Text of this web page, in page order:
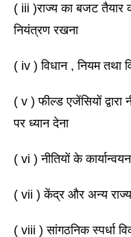
( iii )राज्य का बजट तैयार
नियंत्रण रखना
( iv ) विधान , नियम तथा
( v ) फील्ड एजेंसियों द्वारा
पर ध्यान देना
( vi ) नीतियों के
( vii ) केंद्र और अन्य
( viii ) सांगठनिक स्पर्धा